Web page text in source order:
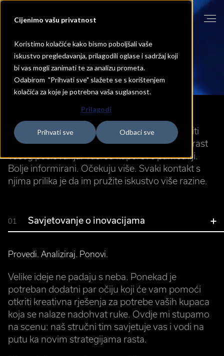
Cijenimo vašu privatnost
Koristimo kolačiće kako bismo poboljšali vaše
iskustvo pregledavanja, prilagodili oglase i sadržaj koji
bi vas mogli zanimati te za analizu prometa.
Odabirom "Prihvati sve" slažete se s korištenjem
kolačića za koje je potrebna vaša suglasnost.
Prilagodi
Prihvati sve Odbaci sve
POČETNA RJEŠENJA I USLUGE
Rješenja i usluge
Saznajte kako vam FrodX može pomoći riješiti
poslovne izazove iz stvarnog života i ubrzati rast
vašeg poslovanja. Vaši su kupci sve pametniji.
Bolje informirani. Očekuju više. Svaki kontakt s
njima prilika je da im pružite iskustvo više razine.
01 Savjetovanje o inovacijama
Provedi. Analiziraj. Ponovi.
Velike ideje ne padaju s neba. Ponekad je
potreban dodatni par očiju koji će vam pomoći
otkriti kreativna rješenja za potrebe vaših kupaca
koja se nalaze nadohvat ruke. Ovdje mi stupamo
na scenu: naš stručni tim savjetuje vas i vodi na
putu ka novim strategijama rasta.